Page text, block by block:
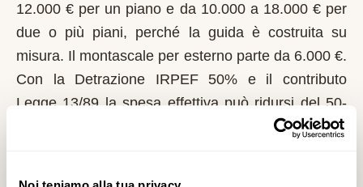
12.000 € per un piano e da 10.000 a 18.000 € per
due o più piani, perché la guida è costruita su
misura. Il montascale per esterno parte da 6.000 €.
Con la Detrazione IRPEF 50% e il contributo
Legge 13/89 la spesa effettiva può ridursi del 50-